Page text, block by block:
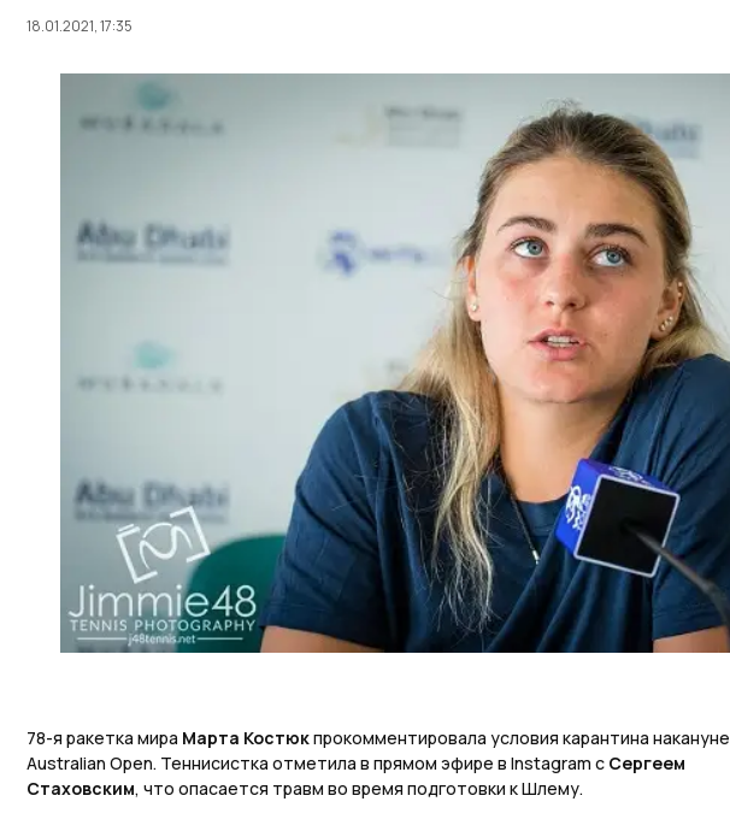
18.01.2021, 17:35
78-я ракетка мира Марта Костюкпрокомментировала условия карантина накануне
Australian Open. Теннисистка отметила в прямом эфире в Instagram с Сергеем
Стаховским, что опасается травм во время подготовки к Шлему.